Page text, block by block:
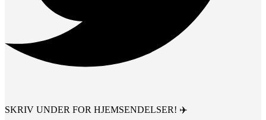
SKRIV UNDER FOR HJEMSENDELSER! ✈️